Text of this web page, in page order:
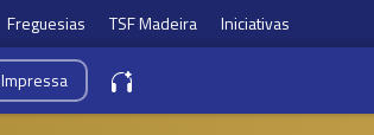
Freguesias TSF Madeira Iniciativas
Impressa